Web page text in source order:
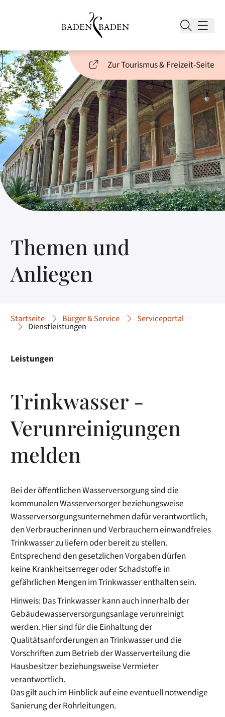
Zur Tourismus & Freizeit-Seite
Themen und
Anliegen
Startseite Bürger & Service Serviceportal
Dienstleistungen
Leistungen
Trinkwasser -
Verunreinigungen
melden
Bei der öffentlichen Wasserversorgung sind die
kommunalen Wasserversorger beziehungsweise
Wasserversorgungsunternehmen dafür verantwortlich,
den Verbraucherinnen und Verbrauchern einwandfreies
Trinkwasser zu liefern oder bereit zu stellen.
Entsprechend den gesetzlichen Vorgaben dürfen
keine Krankheitserreger oder Schadstoffe in
gefährlichen Mengen im Trinkwasser enthalten sein.
Hinweis: Das Trinkwasser kann auch innerhalb der
Gebäudewasserversorgungsanlage verunreinigt
werden. Hier sind für die Einhaltung der
Qualitätsanforderungen an Trinkwasser und die
Vorschriften zum Betrieb der Wasserverteilung die
Hausbesitzer beziehungsweise Vermieter
verantwortlich.
Das gilt auch im Hinblick auf eine eventuell notwendige
Sanierung der Rohrleitungen.